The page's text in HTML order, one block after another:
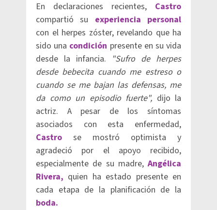
En declaraciones recientes, Castro
compartió su experiencia personal
con el herpes zóster, revelando que ha
sido una condición presente en su vida
desde la infancia. "Sufro de herpes
desde bebecita cuando me estreso o
cuando se me bajan las defensas, me
da como un episodio fuerte", dijo la
actriz. A pesar de los síntomas
asociados con esta enfermedad,
Castro se mostró optimista y
agradeció por el apoyo recibido,
especialmente de su madre,Angélica
Rivera, quien ha estado presente en
cada etapa de la planificación de la
boda.